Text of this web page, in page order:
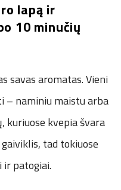
lapą ir
10 minučių
savas aromatas. Vieni
– naminiu maistu arba
kuriuose kvepia švara
tad tokiuose
ir patogiai.